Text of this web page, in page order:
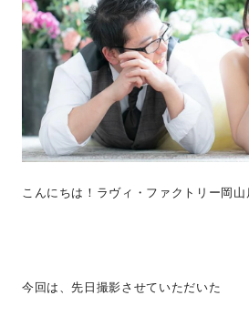
こんにちは！ラヴィ・ファクトリー岡山
今回は、先日撮影させていただいた